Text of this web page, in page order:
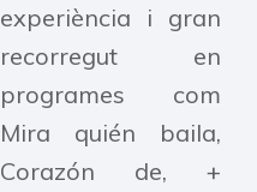
experiència i gran
recorregut en
programes com
Mira quién baila,
Corazón de, +